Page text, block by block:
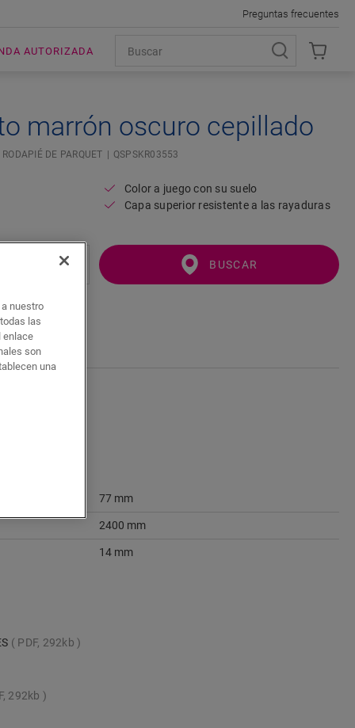
AUTORIZADA
Preguntas frecuentes
marrón oscuro cepillado
RODAPIÉ DE PARQUET QSPSKR03553
Color a juego con su suelo
Capa superior resistente a las rayaduras
BUSCAR
77 mm
2400 mm
14 mm
PDF, 292kb
292kb
nuestro
las
enlace
son
una